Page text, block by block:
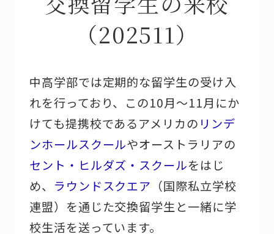
（202511）
中高学部では定期的な留学生の受け入
れを行っており、この10月～11月にか
けても提携校であるアメリカの リンデ
ンホールスクールやオーストラリアの
セント・ヒルダズ・スクールをはじ
め、 ラウンドスクエア （国際私立学校
連盟）を通じた交換留学生と一緒に学
校生活を送っています。